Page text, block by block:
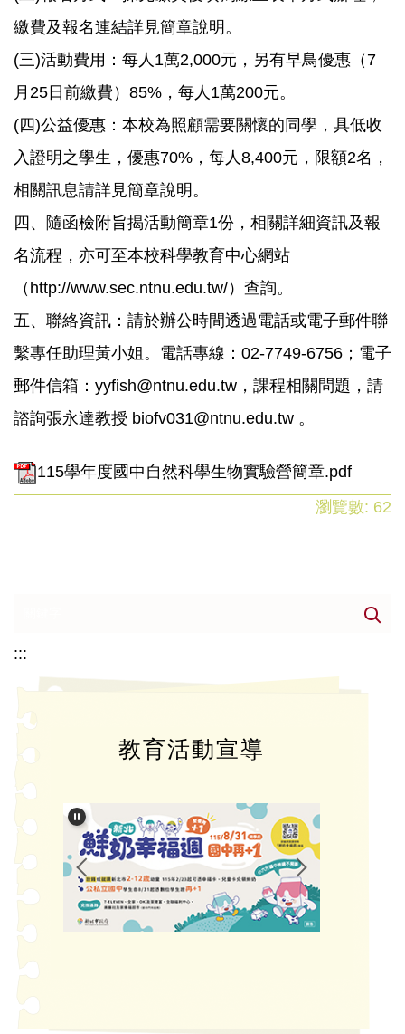
繳費及報名連結詳見簡章說明。
(三)活動費用：每人1萬2,000元，另有早鳥優惠（7
月25日前繳費）85%，每人1萬200元。
(四)公益優惠：本校為照顧需要關懷的同學，具低收
入證明之學生，優惠70%，每人8,400元，限額2名，
相關訊息請詳見簡章說明。
四、隨函檢附旨揭活動簡章1份，相關詳細資訊及報
名流程，亦可至本校科學教育中心網站
（http://www.sec.ntnu.edu.tw/）查詢。
五、聯絡資訊：請於辦公時間透過電話或電子郵件聯
繫專任助理黃小姐。電話專線：02-7749-6756；電子
郵件信箱：yyfish@ntnu.edu.tw，課程相關問題，請
諮詢張永達教授 biofv031@ntnu.edu.tw 。
115學年度國中自然科學生物實驗營簡章.pdf
瀏覽數: 62
:::
教育活動宣導